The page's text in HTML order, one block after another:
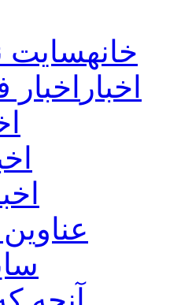
خانهسایت
اخبار